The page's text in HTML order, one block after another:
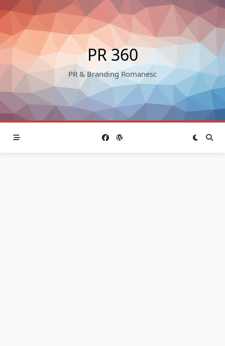
Skip
to
content
PR 360
PR & Branding Romanesc